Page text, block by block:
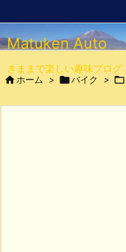
Matuken Auto
きままで楽しい趣味ブログ
ホーム > バイク > 